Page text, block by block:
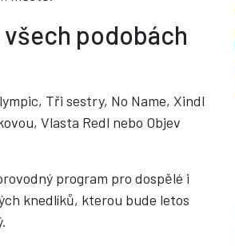
podobách
Tři sestry, No Name, Xindl
Vlasta Redl nebo Objev
program pro dospělé i
knedlíků, kterou bude letos